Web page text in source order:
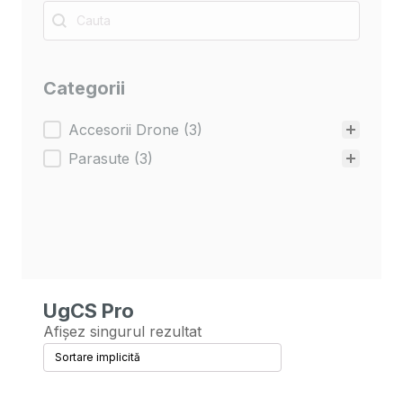
Cauta
Cauta
Categorii
Categorii
Accesorii Drone (3)
Parasute (3)
UgCS Pro
Afișez singurul rezultat